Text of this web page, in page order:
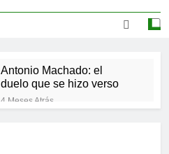
Antonio Machado: el
duelo que se hizo verso
4 Meses Atrás